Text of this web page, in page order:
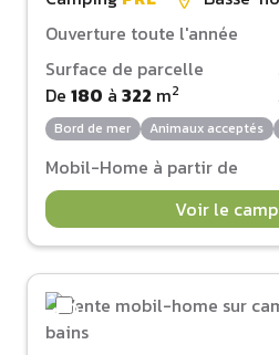
Ouverture toute l'année
Surface de parcelle
De 180 à 322 m2
Bord de mer Animaux acceptés
Mobil-Home à partir de
Voir le